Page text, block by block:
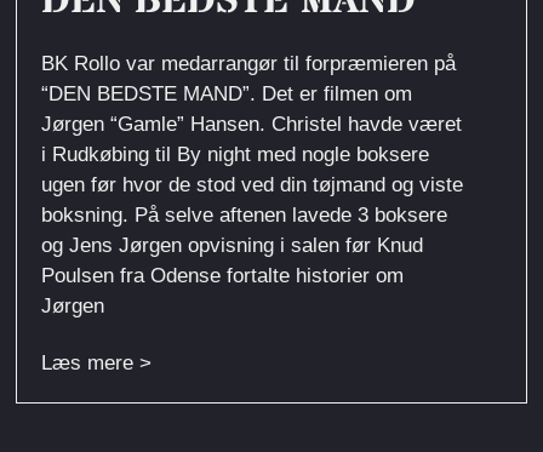
BK Rollo var medarrangør til forpræmieren på
“DEN BEDSTE MAND”. Det er filmen om
Jørgen “Gamle” Hansen. Christel havde været
i Rudkøbing til By night med nogle boksere
ugen før hvor de stod ved din tøjmand og viste
boksning. På selve aftenen lavede 3 boksere
og Jens Jørgen opvisning i salen før Knud
Poulsen fra Odense fortalte historier om
Jørgen
Læs mere >